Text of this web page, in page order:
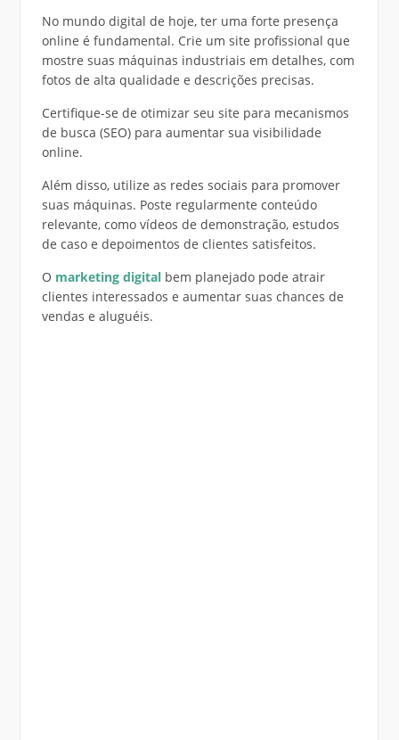
No mundo digital de hoje, ter uma forte presença
online é fundamental. Crie um site profissional que
mostre suas máquinas industriais em detalhes, com
fotos de alta qualidade e descrições precisas.
Certifique-se de otimizar seu site para mecanismos
de busca (SEO) para aumentar sua visibilidade
online.
Além disso, utilize as redes sociais para promover
suas máquinas. Poste regularmente conteúdo
relevante, como vídeos de demonstração, estudos
de caso e depoimentos de clientes satisfeitos.
O marketing digitalbem planejado pode atrair
clientes interessados e aumentar suas chances de
vendas e aluguéis.